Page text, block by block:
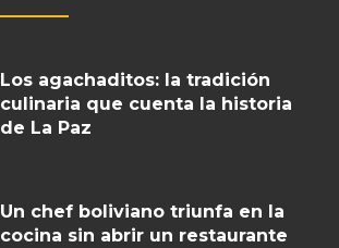
Los agachaditos: la tradición
culinaria que cuenta la historia
de La Paz
Un chef boliviano triunfa en la
cocina sin abrir un restaurante